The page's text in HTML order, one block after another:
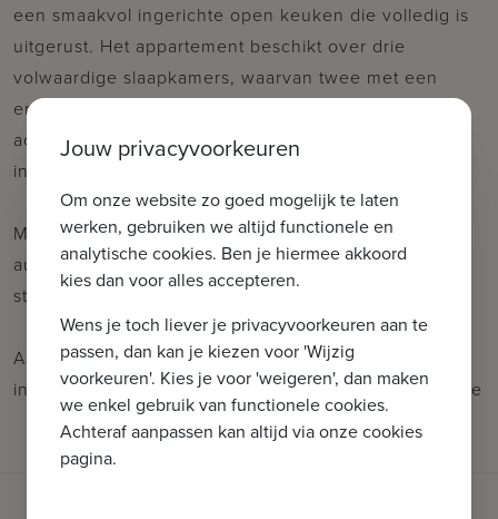
een smaakvol ingerichte open keuken die volledig is
uitgerust. Het appartement beschikt over drie
volwaardige slaapkamers, waarvan twee met een
ensuite douchekamer en toegang tot het
achterliggende terras. Twee kelderbergingen zijn
inbegrepen in de prijs.
Mogelijkheid tot aankoop/huren van een
autostaanplaats/garagebox in de nabije omgeving!
stedenbouwkundige inlichtingen in aanvraag
Aarzel niet om ons te contacteren voor meer
informatie: tel.: 050 62 44 14 of via knokke@immax.be
Jouw privacyvoorkeuren
Om onze website zo goed mogelijk te laten
werken, gebruiken we altijd functionele en
analytische cookies. Ben je hiermee akkoord
kies dan voor alles accepteren.
Wens je toch liever je privacyvoorkeuren aan te
passen, dan kan je kiezen voor 'Wijzig
voorkeuren'. Kies je voor 'weigeren', dan maken
we enkel gebruik van functionele cookies.
Achteraf aanpassen kan altijd via onze cookies
pagina.